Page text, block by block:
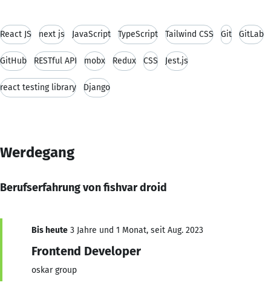
React JS next js JavaScript TypeScript Tailwind CSS Git GitLab
GitHub RESTful API mobx Redux CSS Jest.js
react testing library Django
Werdegang
Berufserfahrung von fishvar droid
Bis heute 3 Jahre und 1 Monat, seit Aug. 2023
Frontend Developer
oskar group